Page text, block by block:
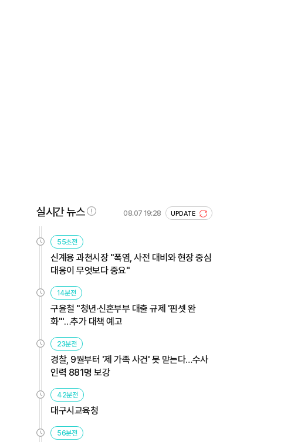
실시간 뉴스 08.07 19:28 UPDATE
55초전
신계용 과천시장 "폭염, 사전 대비와 현장 중심
대응이 무엇보다 중요"
14분전
구윤철 "청년·신혼부부 대출 규제 '핀셋 완
화'"…추가 대책 예고
23분전
경찰, 9월부터 '제 가족 사건' 못 맡는다…수사
인력 881명 보강
42분전
대구시교육청
56분전